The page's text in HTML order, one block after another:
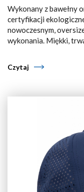
Wykonany z bawełny
certyfikacji
nowoczesnym,
wykonania. Miękki,
Czytaj